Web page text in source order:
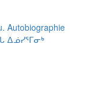
Autobiographie
ᐃᓅᓯᕐᒥᓂᒃ